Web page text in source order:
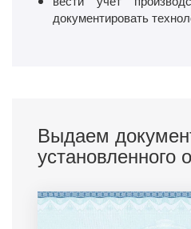
документировать
Выдаем
установленного